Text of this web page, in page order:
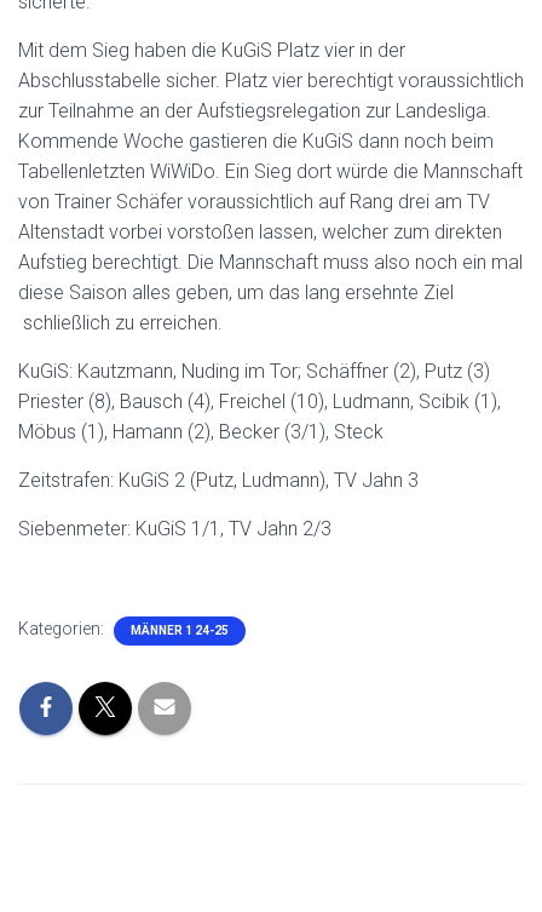
Mit dem Sieg haben die KuGiS Platz vier in der
Abschlusstabelle sicher. Platz vier berechtigt voraussichtlich
zur Teilnahme an der Aufstiegsrelegation zur Landesliga.
Kommende Woche gastieren die KuGiS dann noch beim
Tabellenletzten WiWiDo. Ein Sieg dort würde die Mannschaft
von Trainer Schäfer voraussichtlich auf Rang drei am TV
Altenstadt vorbei vorstoßen lassen, welcher zum direkten
Aufstieg berechtigt. Die Mannschaft muss also noch ein mal
diese Saison alles geben, um das lang ersehnte Ziel
schließlich zu erreichen.
KuGiS: Kautzmann, Nuding im Tor; Schäffner (2), Putz (3)
Priester (8), Bausch (4), Freichel (10), Ludmann, Scibik (1),
Möbus (1), Hamann (2), Becker (3/1), Steck
Zeitstrafen: KuGiS 2 (Putz, Ludmann), TV Jahn 3
Siebenmeter: KuGiS 1/1, TV Jahn 2/3
Kategorien: MÄNNER 1 24-25